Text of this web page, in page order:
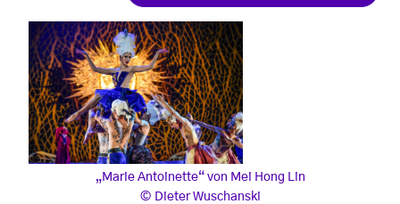
„Marie Antoinette“ von Mei Hong Lin
Dieter Wuschanski